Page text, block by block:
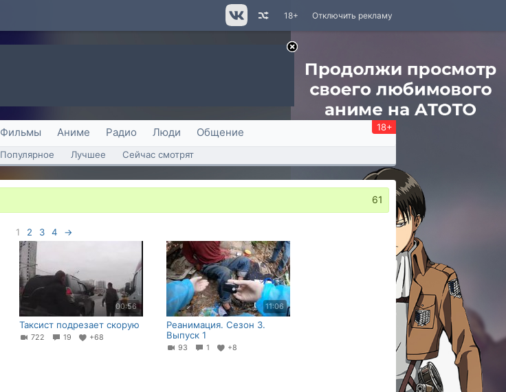
Отключить рекламу
18+
Фильмы Аниме Радио Люди Общение 18+
Популярное Лучшее Сейчас смотрят
61
1 2 3 4 →
00:56
Таксист подрезает скорую
722 19 +68
11:06
Реанимация. Сезон 3.
Выпуск 1
93 1 +8